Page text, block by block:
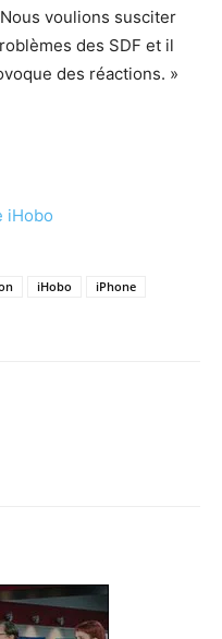
voulions susciter
des SDF et il
des réactions. »
iHobo
iHobo
iPhone